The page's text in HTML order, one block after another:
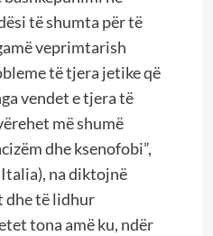
të shumta për të
veprimtarish
të tjera jetike që
vendet e tjera të
më shumë
dhe ksenofobi”,
na diktojnë
dhe të lidhur
tona amë ku, ndër